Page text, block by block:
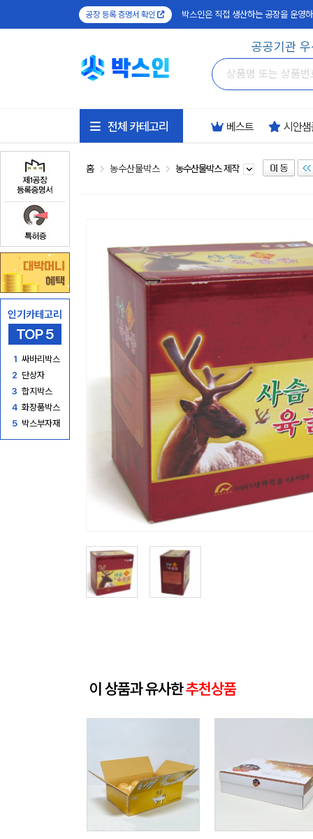
공장 등록 증명서 확인 박스인은 직접 생산하는 공장을 운영
공공기관
인기카테고리
TOP 5
1 싸바리박스
2 단상자
3 합지박스
4 화장품박스
5 박스부자재
전체 카테고리 베스트 시안
홈 농수산물박스 농수산물박스 제작
이 상품과 유사한추천상품